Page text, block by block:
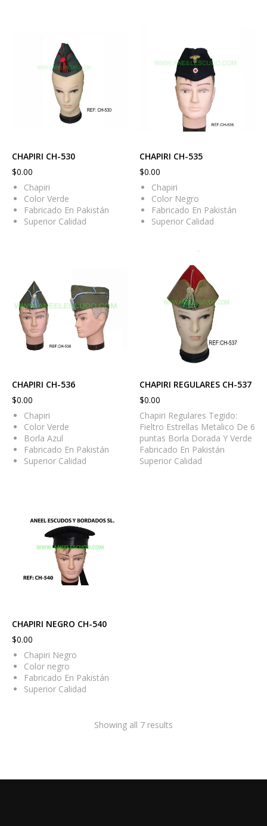
CHAPIRI CH-530
$0.00
Chapiri
Color Verde
Fabricado En Pakistán
Superior Calidad
CHAPIRI CH-535
$0.00
Chapiri
Color Negro
Fabricado En Pakistán
Superior Calidad
CHAPIRI CH-536
$0.00
Chapiri
Color Verde
Borla Azul
Fabricado En Pakistán
Superior Calidad
CHAPIRI REGULARES CH-537
$0.00
Chapiri Regulares Tegido:
Fieltro Estrellas Metalico De 6
puntas Borla Dorada Y Verde
Fabricado En Pakistán
Superior Calidad
CHAPIRI NEGRO CH-540
$0.00
Chapiri Negro
Color negro
Fabricado En Pakistán
Superior Calidad
Showing all 7 results